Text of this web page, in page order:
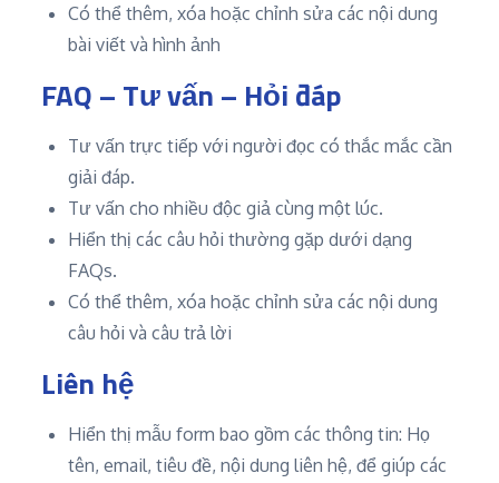
Có thể thêm, xóa hoặc chỉnh sửa các nội dung
bài viết và hình ảnh
FAQ – Tư vấn – Hỏi đáp
Tư vấn trực tiếp với người đọc có thắc mắc cần
giải đáp.
Tư vấn cho nhiều độc giả cùng một lúc.
Hiển thị các câu hỏi thường gặp dưới dạng
FAQs.
Có thể thêm, xóa hoặc chỉnh sửa các nội dung
câu hỏi và câu trả lời
Liên hệ
Hiển thị mẫu form bao gồm các thông tin: Họ
tên, email, tiêu đề, nội dung liên hệ, để giúp các